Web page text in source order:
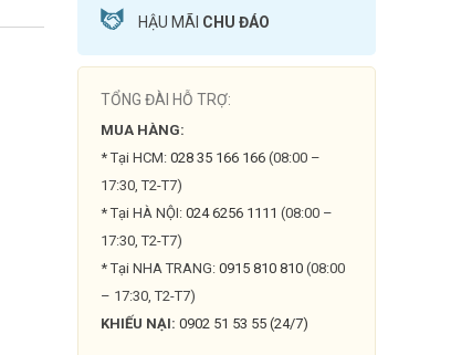
HẬU MÃI CHU ĐÁO
TỔNG ĐÀI HỖ TRỢ:
MUA HÀNG:
* Tại HCM: 028 35 166 166 (08:00 –
17:30, T2-T7)
* Tại HÀ NỘI: 024 6256 1111 (08:00 –
17:30, T2-T7)
* Tại NHA TRANG: 0915 810 810 (08:00
– 17:30, T2-T7)
KHIẾU NẠI: 0902 51 53 55 (24/7)